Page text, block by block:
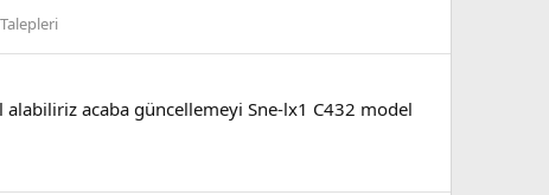
alabiliriz acaba güncellemeyi Sne-lx1 C432 model